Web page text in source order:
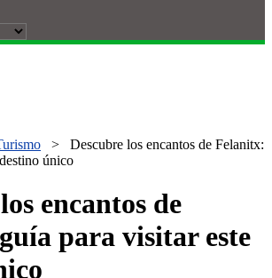
> Descubre los encantos de Felanitx:
único
encantos de
para visitar este